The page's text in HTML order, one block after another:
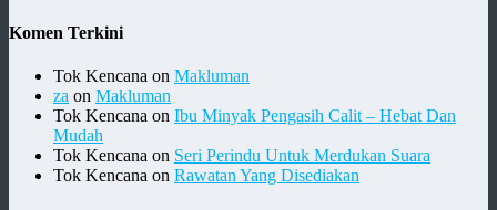
Komen Terkini
Tok Kencana on Makluman
za on Makluman
Tok Kencana on Ibu Minyak Pengasih Calit – Hebat Dan
Mudah
Tok Kencana on Seri Perindu Untuk Merdukan Suara
Tok Kencana on Rawatan Yang Disediakan